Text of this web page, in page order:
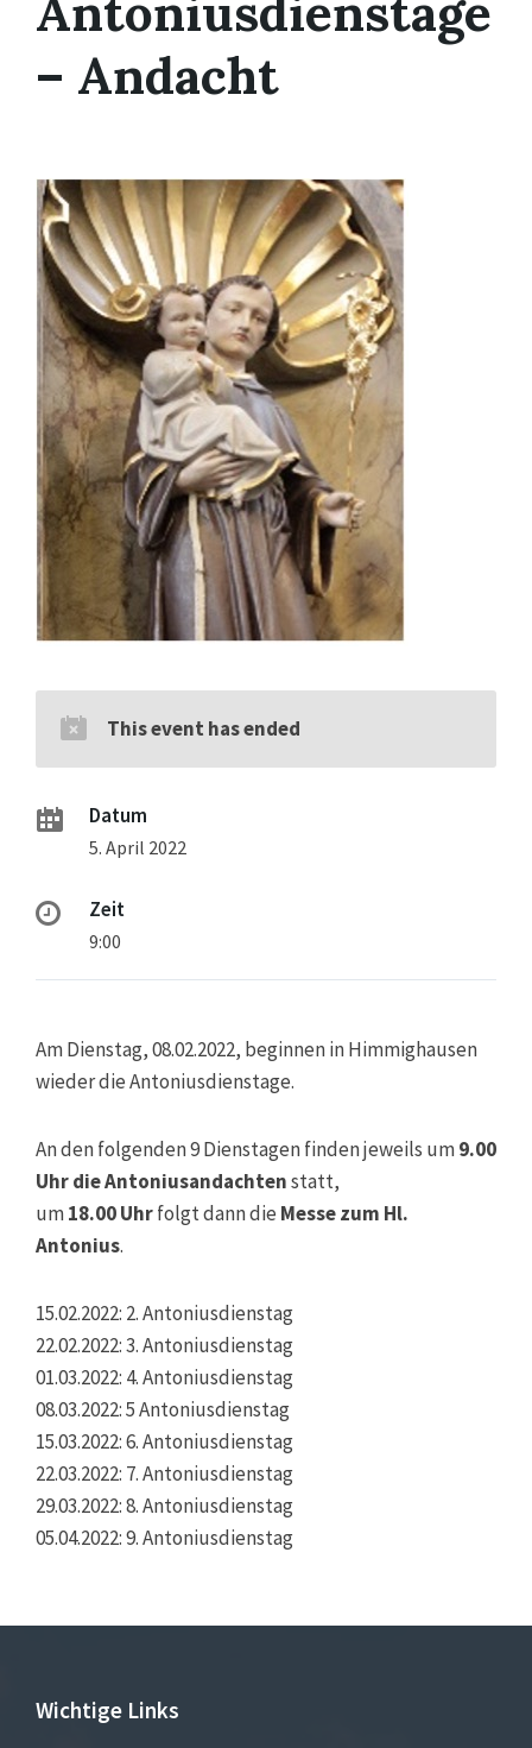
– Andacht
This event has ended
Datum
5. April 2022
Zeit
9:00
Am Dienstag, 08.02.2022, beginnen in Himmighausen
wieder die Antoniusdienstage.
An den folgenden 9 Dienstagen finden jeweils um9.00
Uhr die Antoniusandachtenstatt,
um18.00 Uhrfolgt dann die Messe zum Hl.
Antonius.
15.02.2022: 2. Antoniusdienstag
22.02.2022: 3. Antoniusdienstag
01.03.2022: 4. Antoniusdienstag
08.03.2022: 5 Antoniusdienstag
15.03.2022: 6. Antoniusdienstag
22.03.2022: 7. Antoniusdienstag
29.03.2022: 8. Antoniusdienstag
05.04.2022: 9. Antoniusdienstag
Wichtige Links